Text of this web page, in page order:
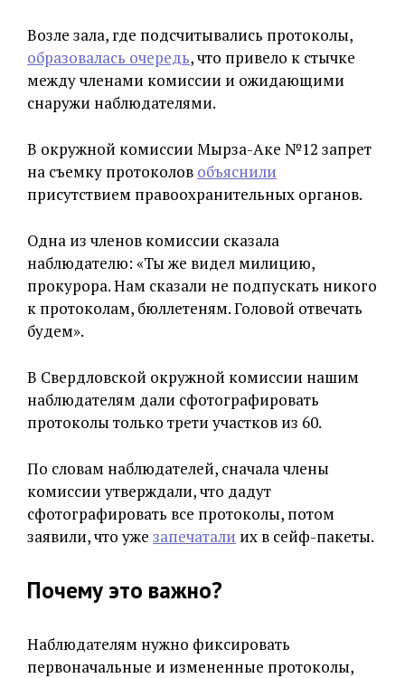
Возле зала, где подсчитывались протоколы,
образовалась очередь, что привело к стычке
между членами комиссии и ожидающими
снаружи наблюдателями.
В окружной комиссии Мырза-Аке №12 запрет
на съемку протоколов объяснили
присутствием правоохранительных органов.
Одна из членов комиссии сказала
наблюдателю: «Ты же видел милицию,
прокурора. Нам сказали не подпускать никого
к протоколам, бюллетеням. Головой отвечать
будем».
В Свердловской окружной комиссии нашим
наблюдателям дали сфотографировать
протоколы только трети участков из 60.
По словам наблюдателей, сначала члены
комиссии утверждали, что дадут
сфотографировать все протоколы, потом
заявили, что уже запечатали их в сейф-пакеты.
Почему это важно?
Наблюдателям нужно фиксировать
первоначальные и измененные протоколы,